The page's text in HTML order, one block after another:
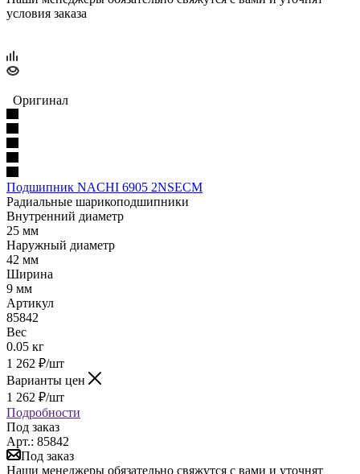
условия заказа
Оригинал
Подшипник NACHI 6905 2NSECM
Радиальные шарикоподшипники
Внутренний диаметр
25 мм
Наружный диаметр
42 мм
Ширина
9 мм
Артикул
85842
Вес
0.05 кг
1 262 ₽/шт
Варианты цен
1 262 ₽/шт
Подробности
Под заказ
Арт.: 85842
Под заказ
Наши менеджеры обязательно свяжутся с вами и уточнят